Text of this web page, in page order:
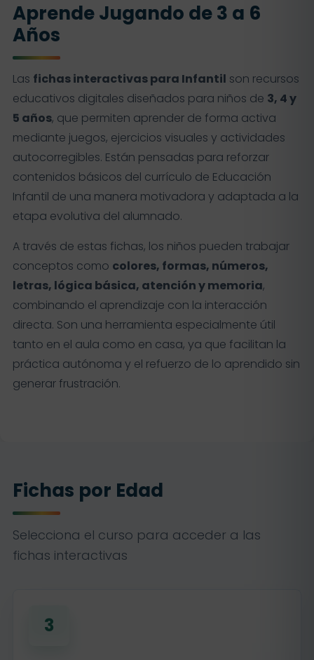
Aprende Jugando de 3 a 6
Años
Las fichas interactivas para Infantil son recursos
educativos digitales diseñados para niños de 3, 4 y
5 años, que permiten aprender de forma activa
mediante juegos, ejercicios visuales y actividades
autocorregibles. Están pensadas para reforzar
contenidos básicos del currículo de Educación
Infantil de una manera motivadora y adaptada a la
etapa evolutiva del alumnado.
A través de estas fichas, los niños pueden trabajar
conceptos como colores, formas, números,
letras, lógica básica, atención y memoria,
combinando el aprendizaje con la interacción
directa. Son una herramienta especialmente útil
tanto en el aula como en casa, ya que facilitan la
práctica autónoma y el refuerzo de lo aprendido sin
generar frustración.
Fichas por Edad
Selecciona el curso para acceder a las
fichas interactivas
3